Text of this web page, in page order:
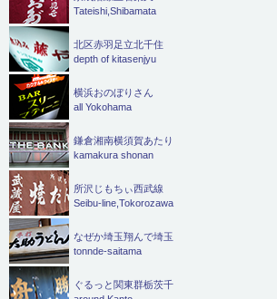
Tateishi,Shibamata
北区赤羽足立北千住
depth of kitasenjyu
横浜おのぼりさん
all Yokohama
鎌倉湘南横須賀あたり
kamakura shonan
所沢じもちぃ西武線
Seibu-line,Tokorozawa
なぜか埼玉翔んで埼玉
tonnde-saitama
ぐるっと関東群栃茨千